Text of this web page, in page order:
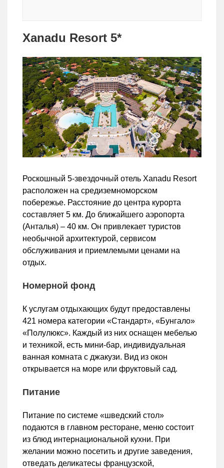
Xanadu Resort 5*
Роскошный 5-звездочный отель Xanadu Resort
расположен на средиземноморском
побережье. Расстояние до центра курорта
составляет 5 км. До ближайшего аэропорта
(Анталья) – 40 км. Он привлекает туристов
необычной архитектурой, сервисом
обслуживания и приемлемыми ценами на
отдых.
Номерной фонд
К услугам отдыхающих будут предоставлены
421 номера категории «Стандарт», «Бунгало»
«Полулюкс». Каждый из них оснащен мебелью
и техникой, есть мини-бар, индивидуальная
ванная комната с джакузи. Вид из окон
открывается на море или фруктовый сад.
Питание
Питание по системе «шведский стол»
подаются в главном ресторане, меню состоит
из блюд интернациональной кухни. При
желании можно посетить и другие заведения,
отведать деликатесы французской,